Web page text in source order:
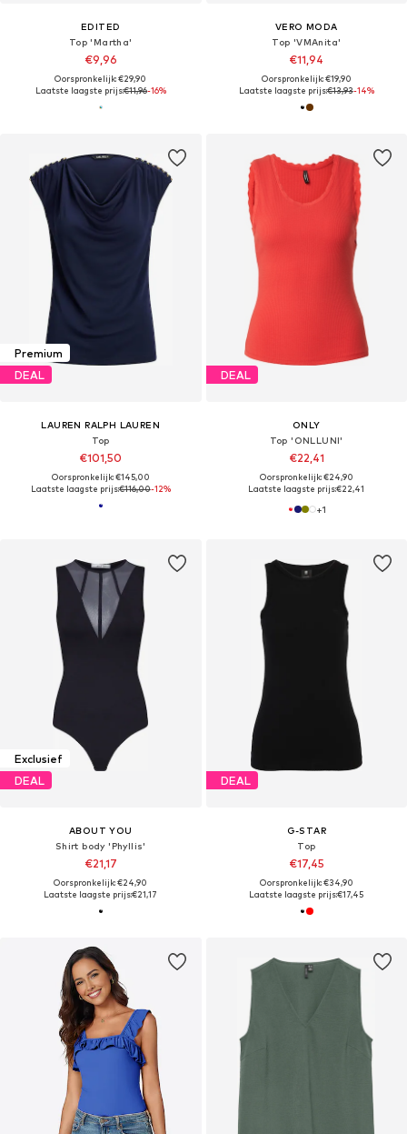
EDITED
Top 'Martha'
€9,96
Oorspronkelijk: €29,90
Laatste laagste prijs:€11,96-16%
VERO MODA
Top 'VMAnita'
€11,94
Oorspronkelijk: €19,90
Laatste laagste prijs:€13,93-14%
Premium
DEAL
LAUREN RALPH LAUREN
Top
€101,50
Oorspronkelijk: €145,00
Laatste laagste prijs:€116,00-12%
DEAL
ONLY
Top 'ONLLUNI'
€22,41
Oorspronkelijk: €24,90
Laatste laagste prijs:€22,41
+1
Exclusief
DEAL
ABOUT YOU
Shirt body 'Phyllis'
€21,17
Oorspronkelijk: €24,90
Laatste laagste prijs:€21,17
DEAL
G-STAR
Top
€17,45
Oorspronkelijk: €34,90
Laatste laagste prijs:€17,45